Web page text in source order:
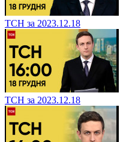
ТСН за 2023.12.18
ТСН за 2023.12.18